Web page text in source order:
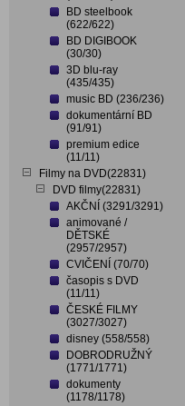
BD steelbook
(622/622)
BD DIGIBOOK
(30/30)
3D blu-ray
(435/435)
music BD (236/236)
dokumentární BD
(91/91)
premium edice
(11/11)
Filmy na DVD(22831)
DVD filmy(22831)
AKČNÍ (3291/3291)
animované /
DĚTSKÉ
(2957/2957)
CVIČENÍ (70/70)
časopis s DVD
(11/11)
ČESKÉ FILMY
(3027/3027)
disney (558/558)
DOBRODRUŽNÝ
(1771/1771)
dokumenty
(1178/1178)